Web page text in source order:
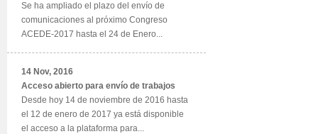
Se ha ampliado el plazo del envío de
comunicaciones al próximo Congreso
ACEDE-2017 hasta el 24 de Enero...
14 Nov, 2016
Acceso abierto para envío de trabajos
Desde hoy 14 de noviembre de 2016 hasta
el 12 de enero de 2017 ya está disponible
el acceso a la plataforma para...